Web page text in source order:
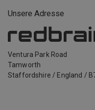
Unsere Adresse
Ventura Park Road
Tamworth
Staffordshire / England /